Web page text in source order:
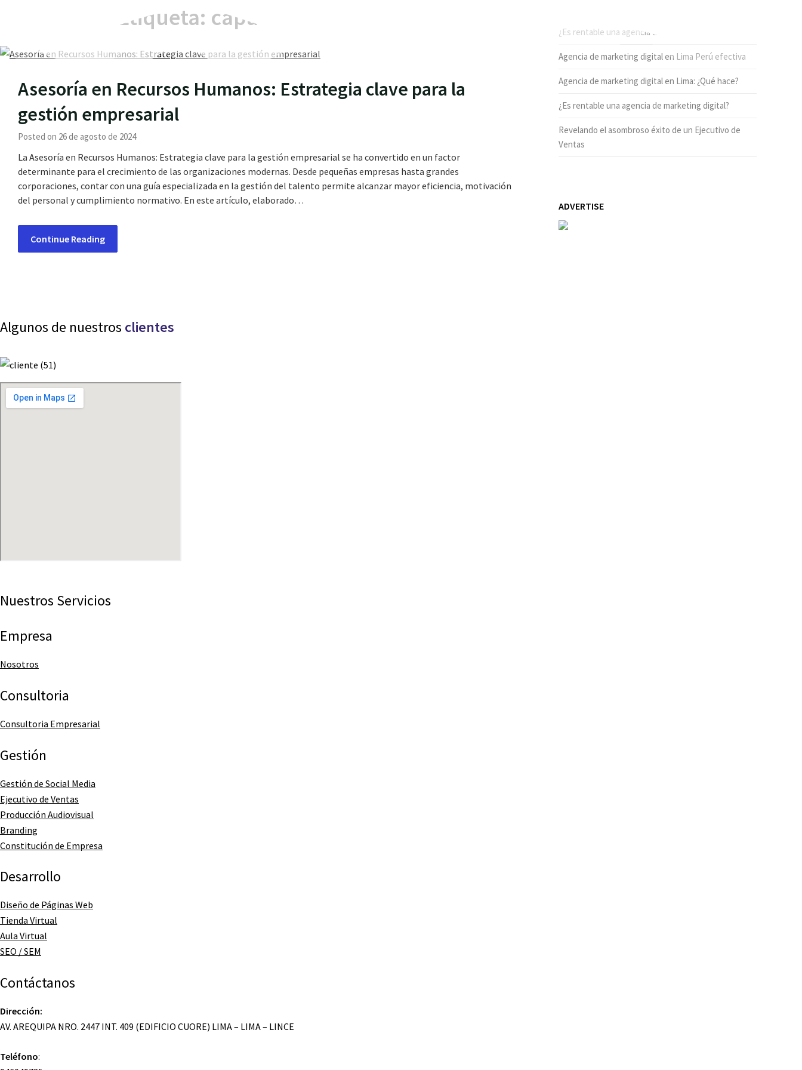
Etiqueta: capacitación laboral
Asesoría en Recursos Humanos: Estrategia clave para la
gestión empresarial
Posted on 26 de agosto de 2024
La Asesoría en Recursos Humanos: Estrategia clave para la gestión empresarial se ha convertido en un factor
determinante para el crecimiento de las organizaciones modernas. Desde pequeñas empresas hasta grandes
corporaciones, contar con una guía especializada en la gestión del talento permite alcanzar mayor eficiencia, motivación
del personal y cumplimiento normativo. En este artículo, elaborado…
Continue Reading
¿Es rentable una agencia de marketing digital hoy?
Agencia de marketing digital en Lima Perú efectiva
Agencia de marketing digital en Lima: ¿Qué hace?
¿Es rentable una agencia de marketing digital?
Revelando el asombroso éxito de un Ejecutivo de
Ventas
ADVERTISE
Algunos de nuestros clientes
Nuestros Servicios
Empresa
Nosotros
Consultoria
Consultoria Empresarial
Gestión
Gestión de Social Media
Ejecutivo de Ventas
Producción Audiovisual
Branding
Constitución de Empresa
Desarrollo
Diseño de Páginas Web
Tienda Virtual
Aula Virtual
SEO / SEM
Contáctanos
Dirección:
AV. AREQUIPA NRO. 2447 INT. 409 (EDIFICIO CUORE) LIMA – LIMA – LINCE
Teléfono: